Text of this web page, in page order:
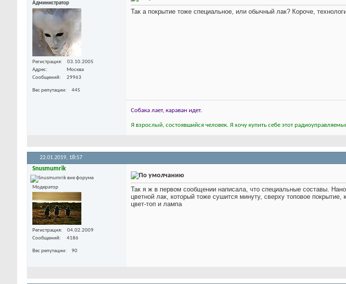
Администратор
Регистрация
03.10.2005
Адрес
Москва
Сообщений
29963
Вес репутации 445
Так а покрытие тоже специальное, или обычный лак? Короче,
Собака лает, караван идет.
Я взрослый, состоявшийся человек. Я хочу купить себе этот
22.01.2019, 18:57
Snusmumrik
Модератор
Регистрация
04.02.2009
Сообщений
4186
Вес репутации 90
Так я ж в первом сообщении написала, что специальные составы.
цветной лак, который тоже сушится минуту, сверху топовое
цвет-топ и лампа